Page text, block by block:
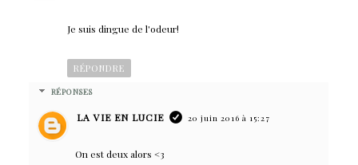
Je suis dingue de l'odeur!
RÉPONDRE
RÉPONSES
LA VIE EN LUCIE 20 juin 2016 à 15:27
On est deux alors <3